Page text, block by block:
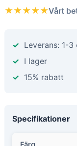
★★★★★Vårt
Leverans: 1-3
I lager
15% rabatt
Specifikationer
Färg